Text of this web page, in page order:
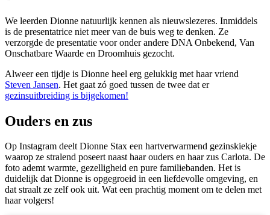
We leerden Dionne natuurlijk kennen als nieuwslezeres. Inmiddels
is de presentatrice niet meer van de buis weg te denken. Ze
verzorgde de presentatie voor onder andere DNA Onbekend, Van
Onschatbare Waarde en Droomhuis gezocht.
Alweer een tijdje is Dionne heel erg gelukkig met haar vriend
Steven Jansen. Het gaat zó goed tussen de twee dat er
gezinsuitbreiding is bijgekomen!
Ouders en zus
Op Instagram deelt Dionne Stax een hartverwarmend gezinskiekje
waarop ze stralend poseert naast haar ouders en haar zus Carlota. De
foto ademt warmte, gezelligheid en pure familiebanden. Het is
duidelijk dat Dionne is opgegroeid in een liefdevolle omgeving, en
dat straalt ze zelf ook uit. Wat een prachtig moment om te delen met
haar volgers!